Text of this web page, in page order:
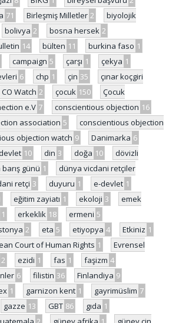
71 Birleşmiş Milletler 2
biyolojik
bolivya 2 bosna hersek 2
14 bülten 11 burkina faso 1
campaign 5 çarşı 1 çekya 1
6 chp 1 çin 35
çınar koçgiri
CO Watch 2 çocuk 150
Çocuk
e.V 7 conscientious objection 16
association 5
conscientious objection
objection watch 9 Danimarka 6
10 din 3 doğa 10
dövizli
günü 1
dünya vicdani retçiler
retçi 3 duyuru 1 e-devlet 1
eğitim zayiatı 1 ekoloji 3
emek
1 erkeklik 18 ermeni 5
2 eta 5 etiyopya 4 Etkiniz 1
Court of Human Rights 1
Evrensel
2 ezidi 1 fas 1 faşizm 4
6 filistin 36 Finlandiya 9
1 garnizon kent 1 gayrimüslim 7
gazze 13 GBT 86 gıda 1